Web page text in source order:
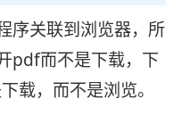
序关联到浏览器，所
pdf而不是下载，下
载，而不是浏览。